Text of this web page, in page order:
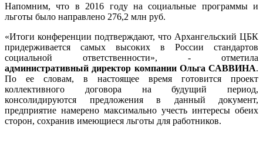
Напомним, что в 2016 году на социальные программы и
льготы было направлено 276,2 млн руб.
«Итоги конференции подтверждают, что Архангельский ЦБК
придерживается самых высоких в России стандартов
социальной ответственности», - отметила
административный директор компании Ольга САВВИНА.
По ее словам, в настоящее время готовится проект
коллективного договора на будущий период,
консолидируются предложения в данный документ,
предприятие намерено максимально учесть интересы обеих
сторон, сохранив имеющиеся льготы для работников.